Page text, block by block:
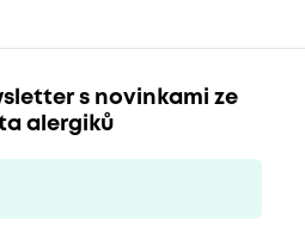
s novinkami ze
alergiků